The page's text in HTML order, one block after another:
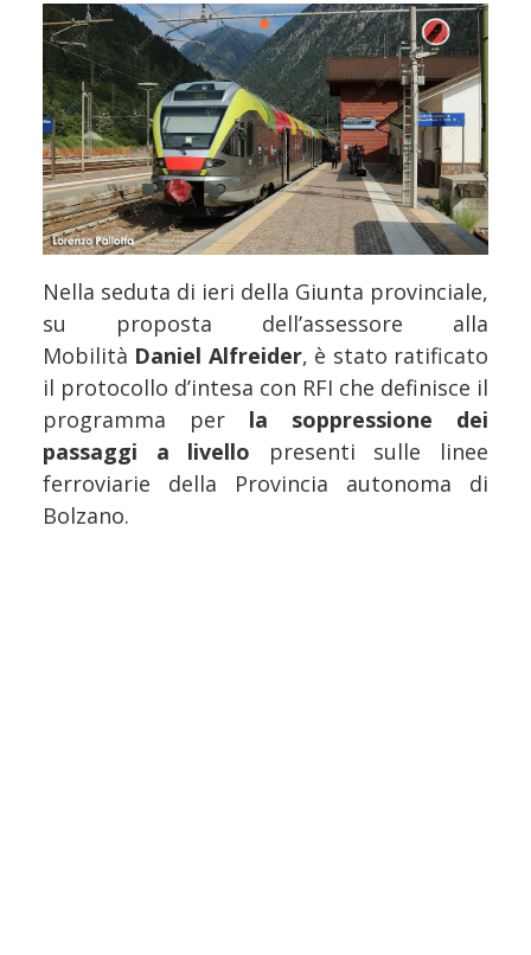
Nella seduta di ieri della Giunta provinciale,
su proposta dell’assessore alla
Mobilità Daniel Alfreider, è stato ratificato
il protocollo d’intesa con RFI che definisce il
programma per la soppressione dei
passaggi a livello presenti sulle linee
ferroviarie della Provincia autonoma di
Bolzano.